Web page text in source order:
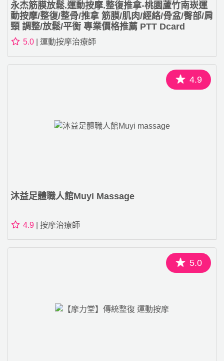
永杰筋膜放鬆.運動按摩.整復推拿-桃園蘆竹南崁運
動按摩/整復/整骨/推拿 筋膜/肌肉/經絡/骨盆/臀部/肩
頸 調整/放鬆/平衡 專業價格推薦 PTT Dcard
5.0 | 運動按摩治療師
4.9
沐益足體職人館Muyi Massage
4.9 | 按摩治療師
5.0